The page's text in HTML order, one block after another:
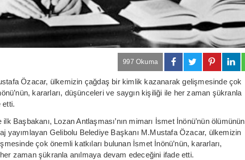
997 Okuma
Özacar, ülkemizin çağdaş bir kimlik kazanarak gelişmesinde çok
kararları, düşünceleri ve saygın kişiliği ile her zaman şükranla
etti.
Başbakanı, Lozan Antlaşması’nın mimarı İsmet İnönü’nün ölümünün
yayımlayan Gelibolu Belediye Başkanı M.Mustafa Özacar, ülkemizin
çok önemli katkıları bulunan İsmet İnönü’nün, kararları,
zaman şükranla anılmaya devam edeceğini ifade etti.